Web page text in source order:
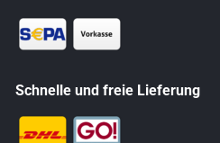
Schnelle und freie Lieferung